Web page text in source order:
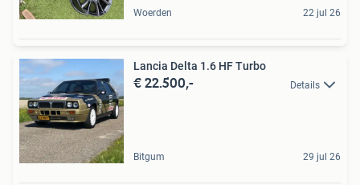
Woerden 22 jul 26
Lancia Delta 1.6 HF Turbo
€ 22.500,- Details
Bitgum 29 jul 26